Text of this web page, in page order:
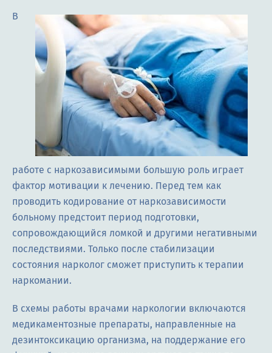
В
работе с наркозависимыми большую роль играет
фактор мотивации к лечению. Перед тем как
проводить кодирование от наркозависимости
больному предстоит период подготовки,
сопровождающийся ломкой и другими негативными
последствиями. Только после стабилизации
состояния нарколог сможет приступить к терапии
наркомании.
В схемы работы врачами наркологии включаются
медикаментозные препараты, направленные на
дезинтоксикацию организма, на поддержание его